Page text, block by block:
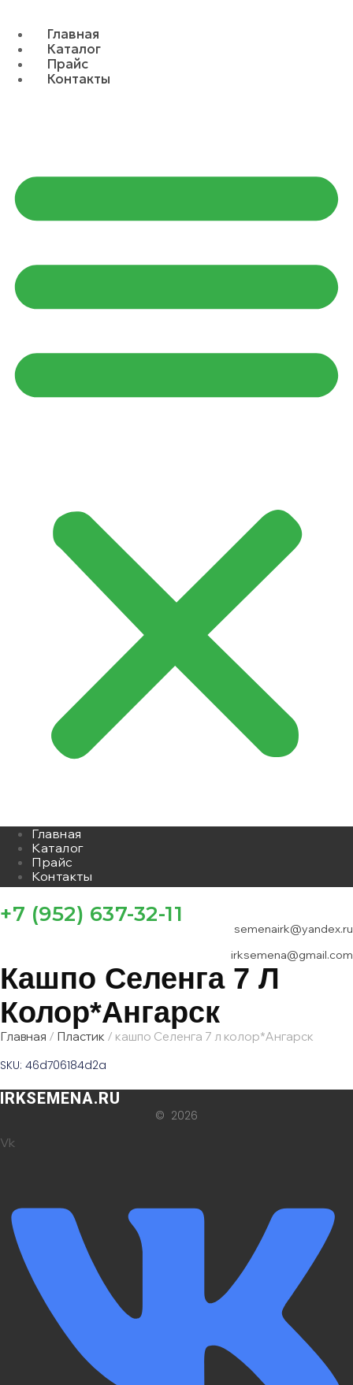
Главная
Каталог
Прайс
Контакты
Главная
Каталог
Прайс
Контакты
+7 (952) 637-32-11
semenairk@yandex.ru
irksemena@gmail.com
Кашпо Селенга 7 Л
Колор*Ангарск
Главная / Пластик / кашпо Селенга 7 л колор*Ангарск
SKU: 46d706184d2a
IRKSEMENA.RU
© 2026
Vk